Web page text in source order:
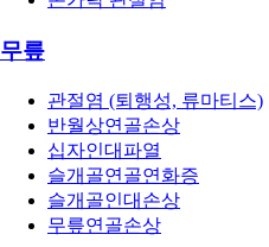
무릎
관절염 (퇴행성, 류마티스)
반월상연골손상
십자인대파열
슬개골연골연화증
슬개골인대손상
무릎연골손상